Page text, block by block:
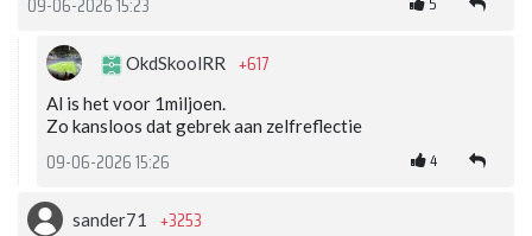
09-06-2026 15:23
OkdSkoolRR +617
Al is het voor 1miljoen.
Zo kansloos dat gebrek aan zelfreflectie
09-06-2026 15:26 4
sander71 +3253